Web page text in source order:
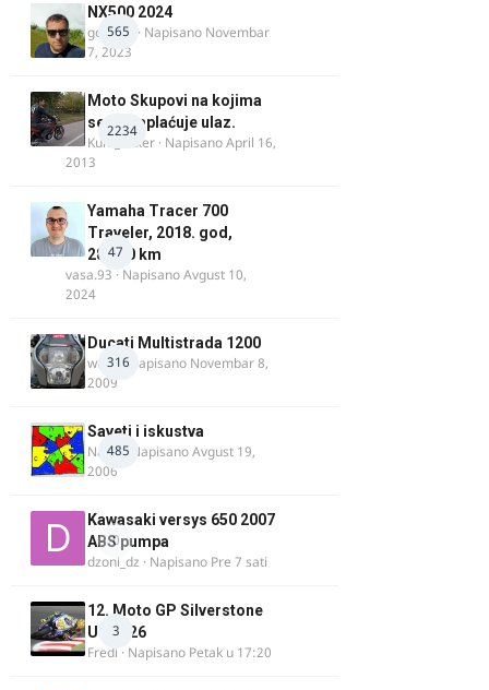
565
NX500 2024
godovic · Napisano Novembar
7, 2023
2234
Moto Skupovi na kojima
se ne naplaćuje ulaz.
Kum_Mixer · NapisanoApril 16,
2013
47
Yamaha Tracer 700
Traveler, 2018. god,
28.100 km
vasa.93 · NapisanoAvgust 10,
2024
316
Ducati Multistrada 1200
wulfy· Napisano Novembar 8,
2009
485
Saveti i iskustva
Najzli· NapisanoAvgust 19,
2006
0
Kawasaki versys 650 2007
ABS pumpa
dzoni_dz · Napisano Pre 7 sati
3
12. Moto GP Silverstone
UK 2026
Fredi · Napisano Petak u 17:20